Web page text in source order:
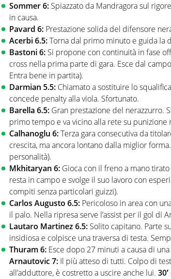
Sommer 6: Spiazzato da Mandragora sul
in causa.
Pavard 6: Prestazione solida del difensore
Acerbi 6.5:Torna dal primo minuto e guida la
Bastoni 6: Si propone con continuità in fase
cross nella prima parte di gara. Esce dal
Entra bene in partita).
Darmian 5.5: Chiamato a sostituire lo
concede penalty alla viola. Sfortunato.
Barella 6.5: Gran prestazione del nerazzurro.
primo tempo e va vicino alla rete su punizione
Calhanoglu 6:Terza gara consecutiva da
crescita, ma ancora lontano dalla miglior forma.
personalità).
Mkhitaryan 6: Gioca con il freno a mano
resta in campo e svolge il suo lavoro con
compiti senza particolari guizzi).
Carlos Augusto 6.5: Pericoloso in area con
il palo. Nella ripresa serve l’assist per il gol di
Lautaro Martinez 6.5: Solito capitano. Parte
insidiosa e colpisce una traversa di testa.
Thuram 6: Esce dopo 27 minuti a causa di
Arnautovic 7: Il più atteso di tutti. Colpo di
all’adduttore, è costretto a uscire anche lui.